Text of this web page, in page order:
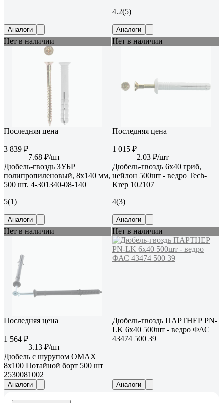
Аналоги
4.2(5)
Аналоги
Нет в наличии
Последняя цена
3 839 ₽
7.68 ₽/шт
Дюбель-гвоздь ЗУБР
полипропиленовый, 8x140 мм,
500 шт. 4-301340-08-140
5(1)
Аналоги
Нет в наличии
Последняя цена
1 015 ₽
2.03 ₽/шт
Дюбель-гвоздь 6х40 гриб,
нейлон 500шт - ведро Tech-
Krep 102107
4(3)
Аналоги
Нет в наличии
Последняя цена
1 564 ₽
3.13 ₽/шт
Дюбель с шурупом OMAX
8х100 Потайной борт 500 шт
2530081002
Аналоги
Нет в наличии
Дюбель-гвоздь ПАРТНЕР PN-
LK 6x40 500шт - ведро ФАС
43474 500 39
Аналоги